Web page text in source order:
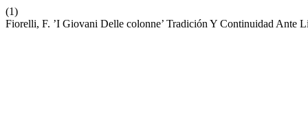
(1)
Fiorelli, F. ’I Giovani Delle colonne’ Tradición Y Continuidad Ante